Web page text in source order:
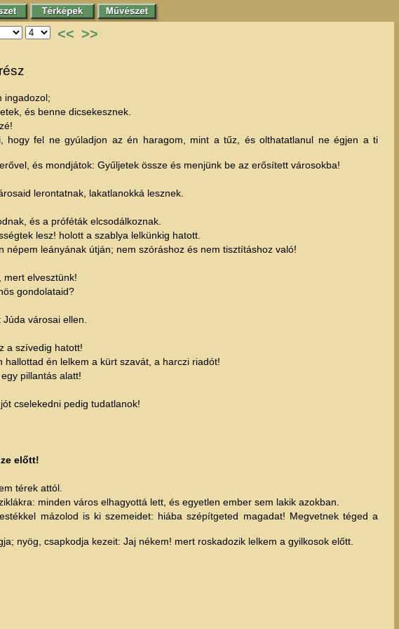
<< >>
ingadozol;
és benne dicsekesznek.
hogy fel ne gyúladjon az én haragom, mint a tűz, és olthatatlanul ne égjen a ti
és mondjátok: Gyűljetek össze és menjünk be az erősített városokba!
lerontatnak, lakatlanokká lesznek.
és a próféták elcsodálkoznak.
lesz! holott a szablya lelkünkig hatott.
leányának útján; nem szóráshoz és nem tisztításhoz való!
mert elvesztünk!
gondolataid?
városai ellen.
a szívedig hatott!
én lelkem a kürt szavát, a harczi riadót!
pillantás alatt!
cselekedni pedig tudatlanok!
előtt!
térek attól.
minden város elhagyottá lett, és egyetlen ember sem lakik azokban.
mázolod is ki szemeidet: hiába szépítgeted magadat! Megvetnek téged a
nyög, csapkodja kezeit: Jaj nékem! mert roskadozik lelkem a gyilkosok előtt.